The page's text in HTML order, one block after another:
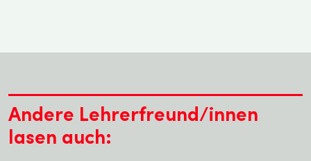
Andere Lehrerfreund/innen
lasen auch: